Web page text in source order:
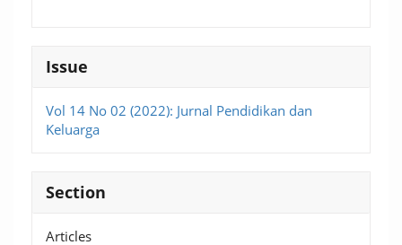
Issue
Vol 14 No 02 (2022): Jurnal Pendidikan dan
Keluarga
Section
Articles